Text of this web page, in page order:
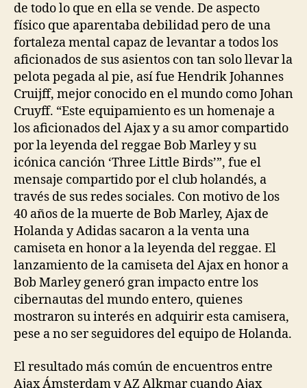
de todo lo que en ella se vende. De aspecto
físico que aparentaba debilidad pero de una
fortaleza mental capaz de levantar a todos los
aficionados de sus asientos con tan solo llevar la
pelota pegada al pie, así fue Hendrik Johannes
Cruijff, mejor conocido en el mundo como Johan
Cruyff. “Este equipamiento es un homenaje a
los aficionados del Ajax y a su amor compartido
por la leyenda del reggae Bob Marley y su
icónica canción ‘Three Little Birds’”, fue el
mensaje compartido por el club holandés, a
través de sus redes sociales. Con motivo de los
40 años de la muerte de Bob Marley, Ajax de
Holanda y Adidas sacaron a la venta una
camiseta en honor a la leyenda del reggae. El
lanzamiento de la camiseta del Ajax en honor a
Bob Marley generó gran impacto entre los
cibernautas del mundo entero, quienes
mostraron su interés en adquirir esta camisera,
pese a no ser seguidores del equipo de Holanda.
El resultado más común de encuentros entre
Ajax Ámsterdam y AZ Alkmar cuando Ajax